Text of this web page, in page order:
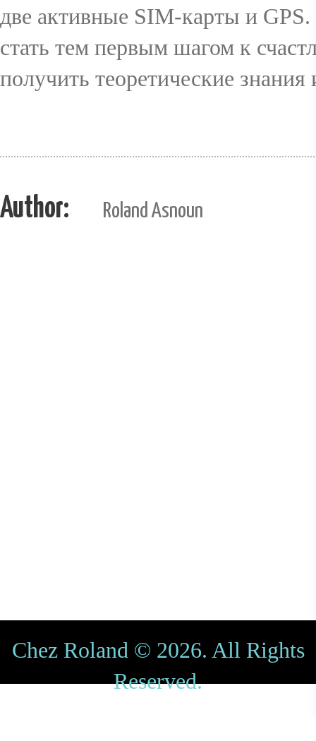
две активные SIM-карты и
стать тем первым шагом к
получить теоретические
Author: Roland Asnoun
Chez Roland © 2026. All Rights
Reserved.